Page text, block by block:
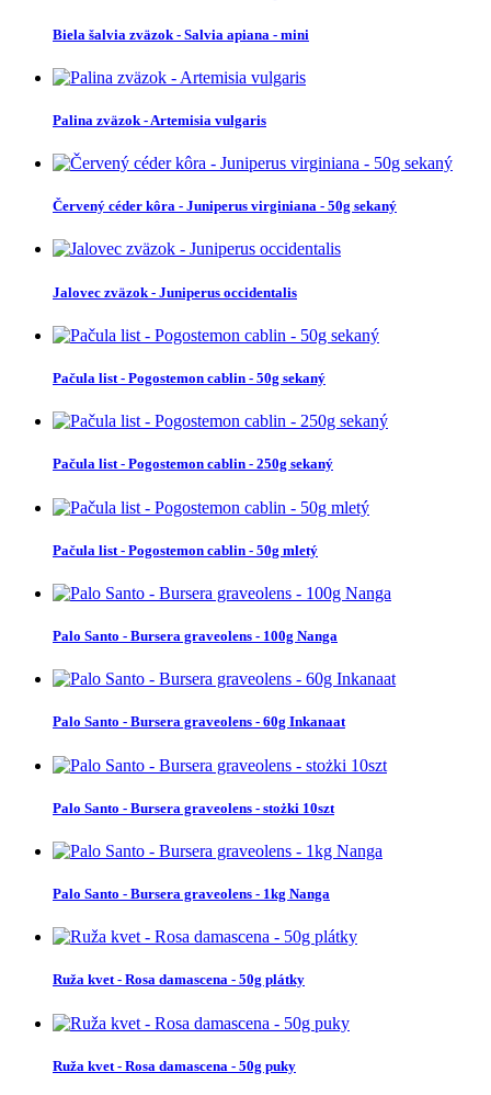
Biela šalvia zväzok - Salvia apiana - mini
Palina zväzok - Artemisia vulgaris
Červený céder kôra - Juniperus virginiana - 50g sekaný
Jalovec zväzok - Juniperus occidentalis
Pačula list - Pogostemon cablin - 50g sekaný
Pačula list - Pogostemon cablin - 250g sekaný
Pačula list - Pogostemon cablin - 50g mletý
Palo Santo - Bursera graveolens - 100g Nanga
Palo Santo - Bursera graveolens - 60g Inkanaat
Palo Santo - Bursera graveolens - stożki 10szt
Palo Santo - Bursera graveolens - 1kg Nanga
Ruža kvet - Rosa damascena - 50g plátky
Ruža kvet - Rosa damascena - 50g puky